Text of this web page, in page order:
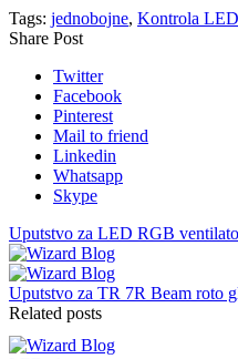
Tags: jednobojne, Kontrola
Share Post
Twitter
Facebook
Pinterest
Mail to friend
Linkedin
Whatsapp
Skype
Uputstvo za LED RGB
Uputstvo za TR 7R Beam roto
Related posts